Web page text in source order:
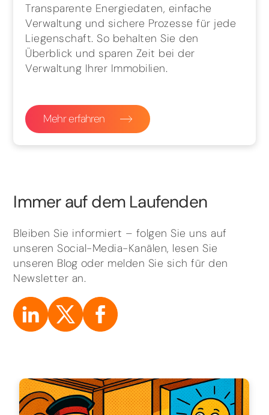
Transparente Energiedaten, einfache
Verwaltung und sichere Prozesse für jede
Liegenschaft. So behalten Sie den
Überblick und sparen Zeit bei der
Verwaltung Ihrer Immobilien.
Mehr erfahren
Immer auf dem Laufenden
Bleiben Sie informiert – folgen Sie uns auf
unseren Social-Media-Kanälen, lesen Sie
unseren Blog oder melden Sie sich für den
Newsletter an.